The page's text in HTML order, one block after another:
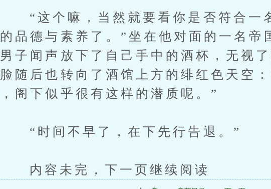
个嘛，当然就要看你是否符合一名
品德与素养了。”坐在他对面的一名帝
子闻声放下了自己手中的酒杯，无视
随后也转向了酒馆上方的绯红色天空
阁下似乎很有这样的潜质呢。”
间不早了，在下先行告退。”
容未完，下一页继续阅读